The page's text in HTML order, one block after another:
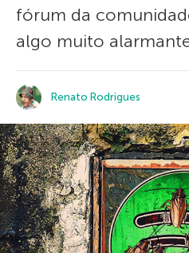
fórum da
algo muito
Renato Rodrigues